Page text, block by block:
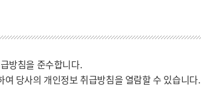
방침을 준수합니다.
당사의 개인정보 취급방침을 열람할 수 있습니다.